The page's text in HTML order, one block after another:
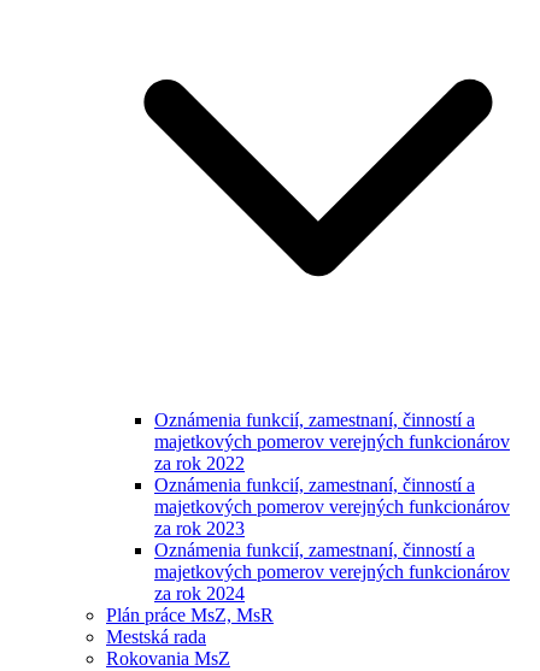
Oznámenia funkcií, zamestnaní, činností a
majetkových pomerov verejných funkcionárov
za rok 2022
Oznámenia funkcií, zamestnaní, činností a
majetkových pomerov verejných funkcionárov
za rok 2023
Oznámenia funkcií, zamestnaní, činností a
majetkových pomerov verejných funkcionárov
za rok 2024
Plán práce MsZ, MsR
Mestská rada
Rokovania MsZ